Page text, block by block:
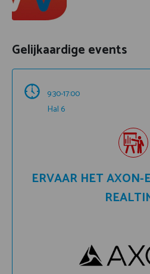
Gelijkaardige events
9:30-17:00
Hal 6
ERVAAR HET AXON-